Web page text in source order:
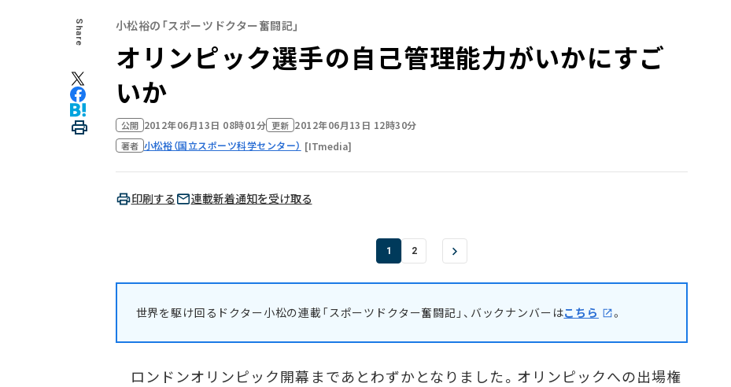
Share 小松裕の「スポーツドクター奮闘記」
オリンピック選手の自己管理能力がいかにすご
いか
公開 2012年06月13日 08時01分 更新 2012年06月13日 12時30分
著者 小松裕（国立スポーツ科学センター） [ITmedia]
印刷する 連載新着通知を受け取る
1 2
世界を駆け回るドクター小松の連載「スポーツドクター奮闘記」、バックナンバーはこちら 。
ロンドンオリンピック開幕まであとわずかとなりました。オリンピックへの出場権